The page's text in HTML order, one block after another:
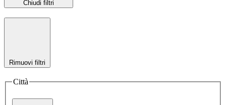
Chiudi filtri
Rimuovi filtri
Città